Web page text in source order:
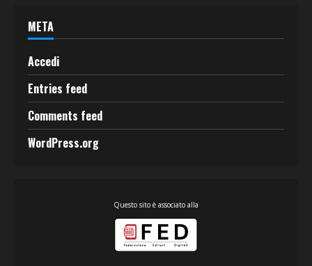
META
Accedi
Entries feed
Comments feed
WordPress.org
Questo sito è associato alla